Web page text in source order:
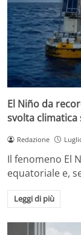
El Niño da
svolta climatica
Redazione
Il fenomeno El
equatoriale e,
Leggi di più